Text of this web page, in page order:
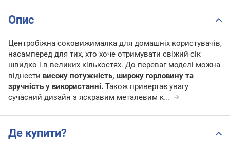
Опис
Центробіжна соковижималка для домашніх користувачів,
насамперед для тих, хто хоче отримувати свіжий сік
швидко і в великих кількостях. До переваг моделі можна
віднести високу потужність, широку горловину та
зручність у використанні. Також привертає увагу
сучасний дизайн з яскравим металевим к...
Де купити?